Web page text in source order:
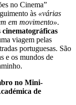
no Cinema”
às «várias
em movimento».
cinematográficas
viagem pelas
portuguesas. São
e os mundos de
no Mini-
de